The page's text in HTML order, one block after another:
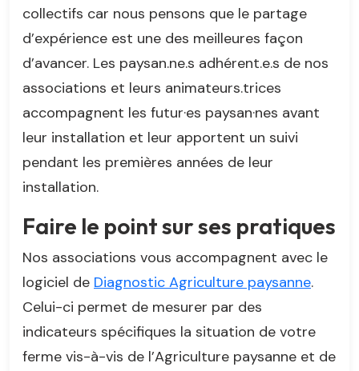
collectifs car nous pensons que le partage
d’expérience est une des meilleures façon
d’avancer. Les paysan.ne.s adhérent.e.s de nos
associations et leurs animateurs.trices
accompagnent les futur·es paysan·nes avant
leur installation et leur apportent un suivi
pendant les premières années de leur
installation.
Faire le point sur ses pratiques
Nos associations vous accompagnent avec le
logiciel de Diagnostic Agriculture paysanne.
Celui-ci permet de mesurer par des
indicateurs spécifiques la situation de votre
ferme vis-à-vis de l’Agriculture paysanne et de